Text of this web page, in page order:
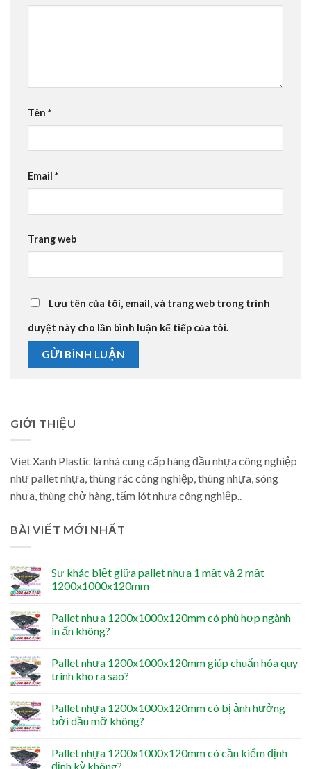
Tên *
Email *
Trang web
Lưu tên của tôi, email, và trang web trong trình
duyệt này cho lần bình luận kế tiếp của tôi.
GIỚI THIỆU
Viet Xanh Plastic là nhà cung cấp hàng đầu nhựa công nghiệp
như pallet nhựa, thùng rác công nghiệp, thùng nhựa, sóng
nhựa, thùng chở hàng, tấm lót nhựa công nghiệp..
BÀI VIẾT MỚI NHẤT
Sự khác biệt giữa pallet nhựa 1 mặt và 2 mặt
1200x1000x120mm
Pallet nhựa 1200x1000x120mm có phù hợp ngành
in ấn không?
Pallet nhựa 1200x1000x120mm giúp chuẩn hóa quy
trình kho ra sao?
Pallet nhựa 1200x1000x120mm có bị ảnh hưởng
bởi dầu mỡ không?
Pallet nhựa 1200x1000x120mm có cần kiểm định
định kỳ không?